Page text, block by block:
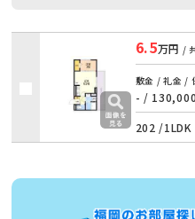
6.5万円 /
敷金 / 礼金 /
- / 130,000
202 /1LDK